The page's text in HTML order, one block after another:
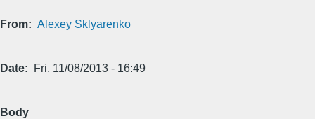
From Alexey Sklyarenko
Date Fri, 11/08/2013 - 16:49
Body